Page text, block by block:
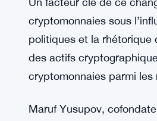
Le Bitcoin, quant à lui, a
un niveau record de plus
les difficultés de l’or. En
progressivement l’or en